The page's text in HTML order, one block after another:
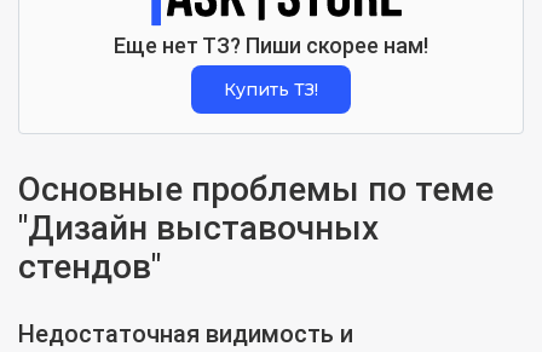
Еще нет ТЗ? Пиши скорее нам!
Купить ТЗ!
Основные проблемы по теме
"Дизайн выставочных
стендов"
Недостаточная видимость и